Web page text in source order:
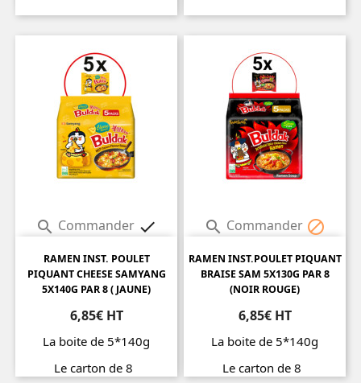
Prix Prix
 Commander 
RAMEN INST. POULET
PIQUANT CHEESE SAMYANG
5X140G PAR 8 ( JAUNE)
6,85€ HT
La boite de 5*140g
Le carton de 8
 Commander 
RAMEN INST.POULET PIQUANT
BRAISE SAM 5X130G PAR 8
(NOIR ROUGE)
6,85€ HT
La boite de 5*140g
Le carton de 8